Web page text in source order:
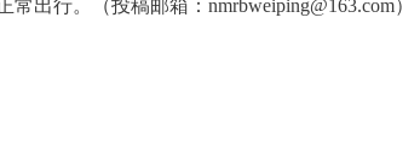
常出行。（投稿邮箱：nmrbweiping@163.com）